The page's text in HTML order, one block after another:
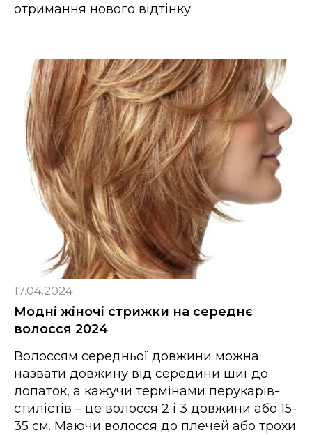
отримання нового відтінку.
17.04.2024
Модні жіночі стрижки на середнє
волосся 2024
Волоссям середньої довжини можна
назвати довжину від середини шиї до
лопаток, а кажучи термінами перукарів-
стилістів – це волосся 2 і 3 довжини або 15-
35 см. Маючи волосся до плечей або трохи